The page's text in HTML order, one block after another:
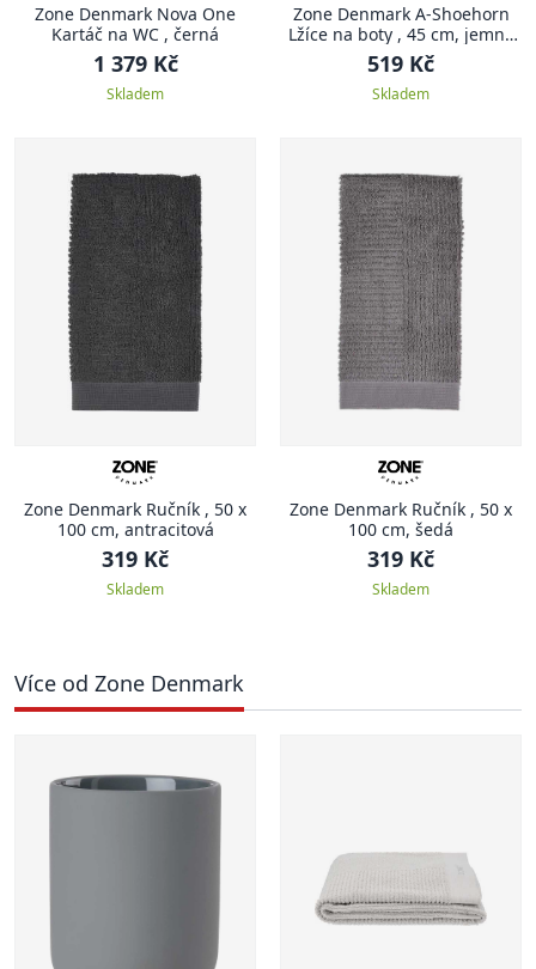
Zone Denmark Nova One
Kartáč na WC , černá
1 379 Kč
Skladem
Zone Denmark A-Shoehorn
Lžíce na boty , 45 cm, jemně
šedá
519 Kč
Skladem
Zone Denmark Ručník , 50 x
100 cm, antracitová
319 Kč
Skladem
Zone Denmark Ručník , 50 x
100 cm, šedá
319 Kč
Skladem
Více od Zone Denmark